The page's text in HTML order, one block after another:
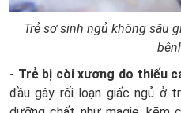
Trẻ sơ sinh ngủ không sâu
- Trẻ bị còi xương do thiếu
đầu gây rối loạn giấc ngủ ở